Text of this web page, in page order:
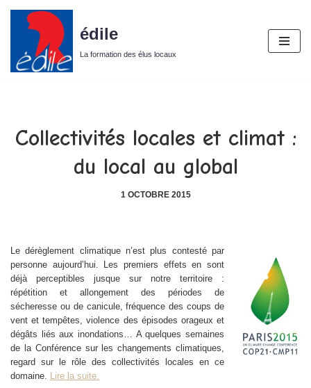
contenu
édile
La formation des élus locaux
Collectivités locales et climat :
du local au global
1 OCTOBRE 2015
Le dérèglement climatique n’est plus contesté par
personne aujourd’hui. Les premiers effets en sont
déjà perceptibles jusque sur notre territoire :
répétition et allongement des périodes de
sécheresse ou de canicule, fréquence des coups de
vent et tempêtes, violence des épisodes orageux et
dégâts liés aux inondations… A quelques semaines
de la Conférence sur les changements climatiques,
regard sur le rôle des collectivités locales en ce
domaine. Lire la suite.